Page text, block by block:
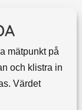
mätpunkt på
och klistra in
Värdet